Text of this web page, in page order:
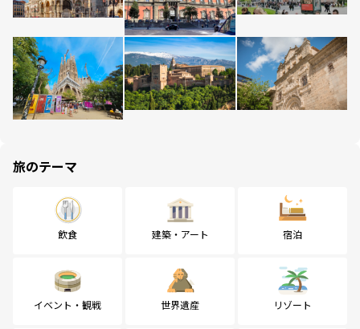
旅のテーマ
飲食 建築・アート 宿泊
イベント・観戦 世界遺産 リゾート